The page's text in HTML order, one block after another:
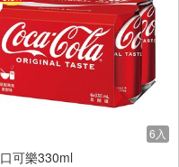
6入
可樂330ml